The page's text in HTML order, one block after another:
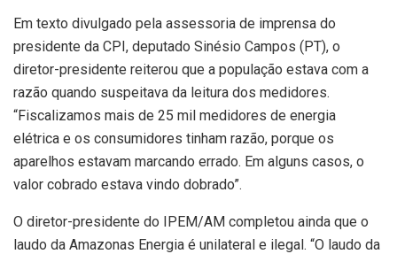
Em texto divulgado pela assessoria de imprensa do
presidente da CPI, deputado Sinésio Campos (PT), o
diretor-presidente reiterou que a população estava com a
razão quando suspeitava da leitura dos medidores.
“Fiscalizamos mais de 25 mil medidores de energia
elétrica e os consumidores tinham razão, porque os
aparelhos estavam marcando errado. Em alguns casos, o
valor cobrado estava vindo dobrado”.
O diretor-presidente do IPEM/AM completou ainda que o
laudo da Amazonas Energia é unilateral e ilegal. “O laudo da